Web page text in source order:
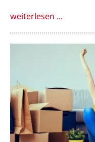
weiterlesen ...